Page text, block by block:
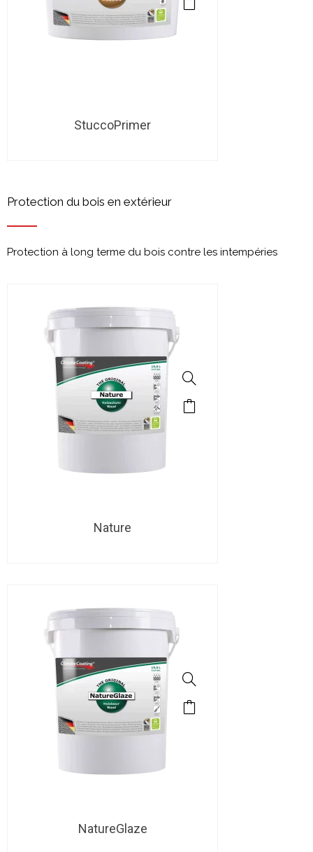
StuccoPrimer
Protection du bois en extérieur
Protection à long terme du bois contre les intempéries
Nature
NatureGlaze